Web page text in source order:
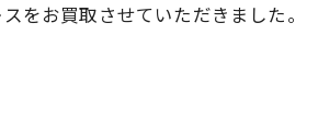
をお買取させていただきました。